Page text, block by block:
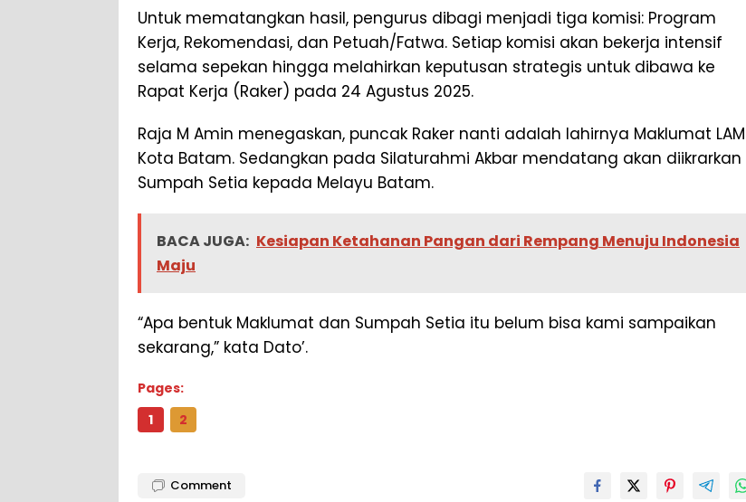
Untuk mematangkan hasil, pengurus dibagi menjadi tiga komisi: Program
Kerja, Rekomendasi, dan Petuah/Fatwa. Setiap komisi akan bekerja intensif
selama sepekan hingga melahirkan keputusan strategis untuk dibawa ke
Rapat Kerja (Raker) pada 24 Agustus 2025.
Raja M Amin menegaskan, puncak Raker nanti adalah lahirnya Maklumat LAM
Kota Batam. Sedangkan pada Silaturahmi Akbar mendatang akan diikrarkan
Sumpah Setia kepada Melayu Batam.
BACA JUGA: Kesiapan Ketahanan Pangan dari Rempang Menuju Indonesia
Maju
“Apa bentuk Maklumat dan Sumpah Setia itu belum bisa kami sampaikan
sekarang,” kata Dato’.
Pages:
1
2
Comment